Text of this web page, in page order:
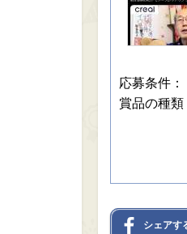
応募条件：
賞品の種類
シェアす